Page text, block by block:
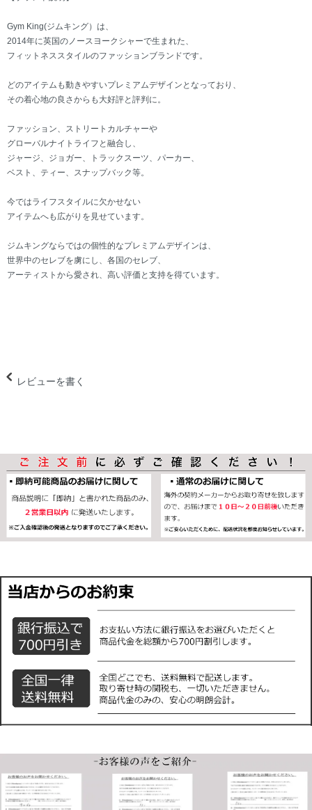
Gym King(ジムキング）は、
2014年に英国のノースヨークシャーで生まれた、
フィットネススタイルのファッションブランドです。
どのアイテムも動きやすいプレミアムデザインとなっており、
その着心地の良さからも大好評と評判に。
ファッション、ストリートカルチャーや
グローバルナイトライフと融合し、
ジャージ、ジョガー、トラックスーツ、パーカー、
ベスト、ティー、スナップバック等。
今ではライフスタイルに欠かせない
アイテムへも広がりを見せています。
ジムキングならではの個性的なプレミアムデザインは、
世界中のセレブを虜にし、各国のセレブ、
アーティストから愛され、高い評価と支持を得ています。
レビューを書く